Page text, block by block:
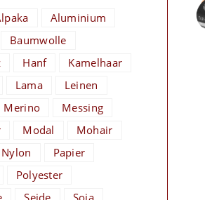
Aluminium
Baumwolle
Hanf
Kamelhaar
Lama
Leinen
Merino
Messing
Modal
Mohair
Nylon
Papier
Polyester
Seide
Soja